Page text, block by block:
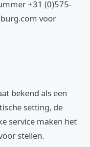
+31 (0)575-
voor
bekend als een
setting, de
service maken het
stellen.